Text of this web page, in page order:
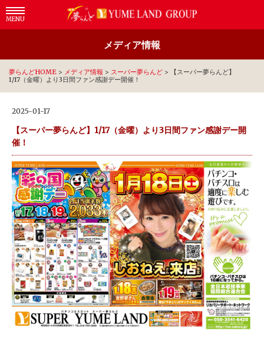
MENU
メディア情報
夢らんどHOME > メディア情報 > スーパー夢らんど >
【スーパー夢らんど】
1/17（金曜）より3日間ファン感謝デー開催！
2025-01-17
【スーパー夢らんど】1/17（金曜）より3日間ファン感謝デー開
催！